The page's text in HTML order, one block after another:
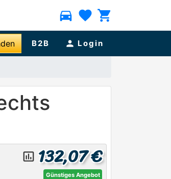
directions_car favorite shopping_cart
B2B person Login
insert_chart_outlined 132,07 €
Günstiges Angebot